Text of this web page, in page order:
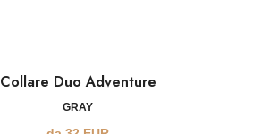
Collare Duo Adventure
GRAY